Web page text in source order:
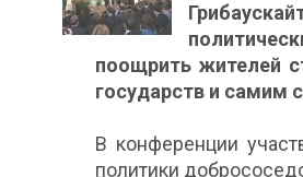
поощрить жителей
государств и самим
В конференции
политики